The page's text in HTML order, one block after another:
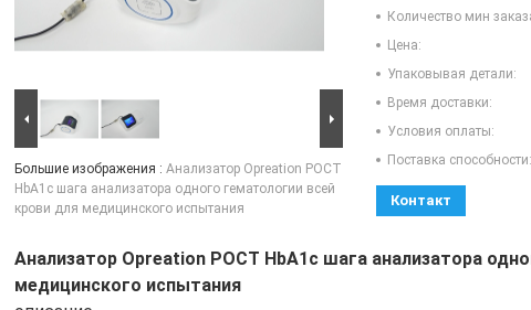
Большие изображения : Анализатор Opreation POCT
HbA1c шага анализатора одного гематологии всей
крови для медицинского испытания
Количество мин
Цена:
Упаковывая детали:
Время доставки:
Условия оплаты:
Поставка способности:
Контакт
Анализатор Opreation POCT HbA1c шага анализатора
медицинского испытания